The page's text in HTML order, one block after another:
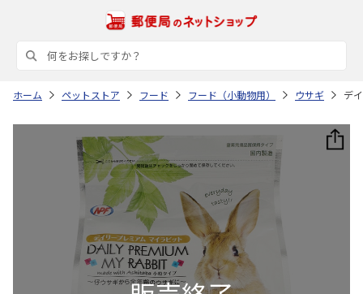
ホーム ペットストア フード フード（小動物用） ウサギ デ